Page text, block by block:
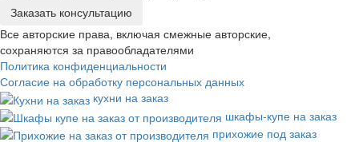
Заказать консультацию
Все авторские права, включая смежные авторские,
сохраняются за правообладателями
Политика конфиденциальности
Согласие на обработку персональных данных
кухни на заказ
шкафы-купе на заказ
прихожие под заказ